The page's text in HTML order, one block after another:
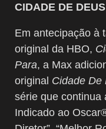
CIDADE DE DEUS
Em antecipação à
original da HBO,
Para, a Max
original Cidade De
série que continua
Indicado ao